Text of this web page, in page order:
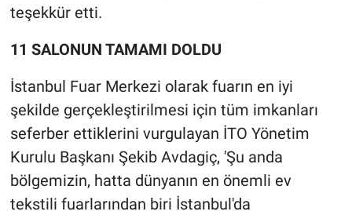
teşekkür etti.
11 SALONUN TAMAMI DOLDU
İstanbul Fuar Merkezi olarak fuarın en iyi
şekilde gerçekleştirilmesi için tüm imkanları
seferber ettiklerini vurgulayan İTO Yönetim
Kurulu Başkanı Şekib Avdagiç, 'Şu anda
bölgemizin, hatta dünyanın en önemli ev
tekstili fuarlarından biri İstanbul'da